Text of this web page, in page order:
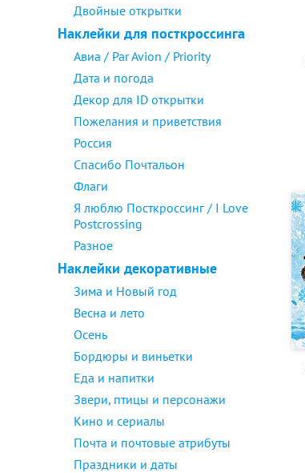
Двойные открытки
Наклейки для посткроссинга
Авиа / Par Avion / Priority
Дата и погода
Декор для ID открытки
Пожелания и приветствия
Россия
Спасибо Почтальон
Флаги
Я люблю Посткроссинг / I Love
Postcrossing
Разное
Наклейки декоративные
Зима и Новый год
Весна и лето
Осень
Бордюры и виньетки
Еда и напитки
Звери, птицы и персонажи
Кино и сериалы
Почта и почтовые атрибуты
Праздники и даты